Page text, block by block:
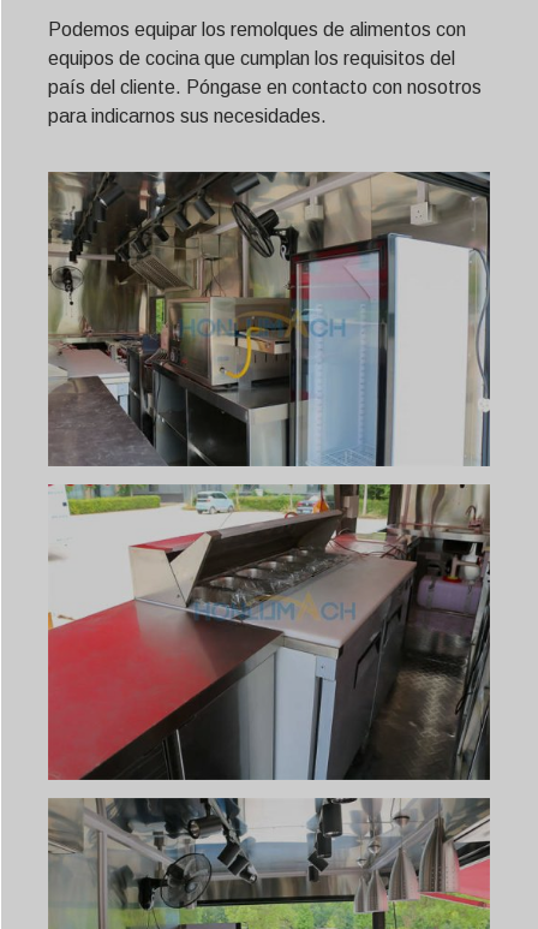
Podemos equipar los remolques de alimentos con
equipos de cocina que cumplan los requisitos del
país del cliente. Póngase en contacto con nosotros
para indicarnos sus necesidades.